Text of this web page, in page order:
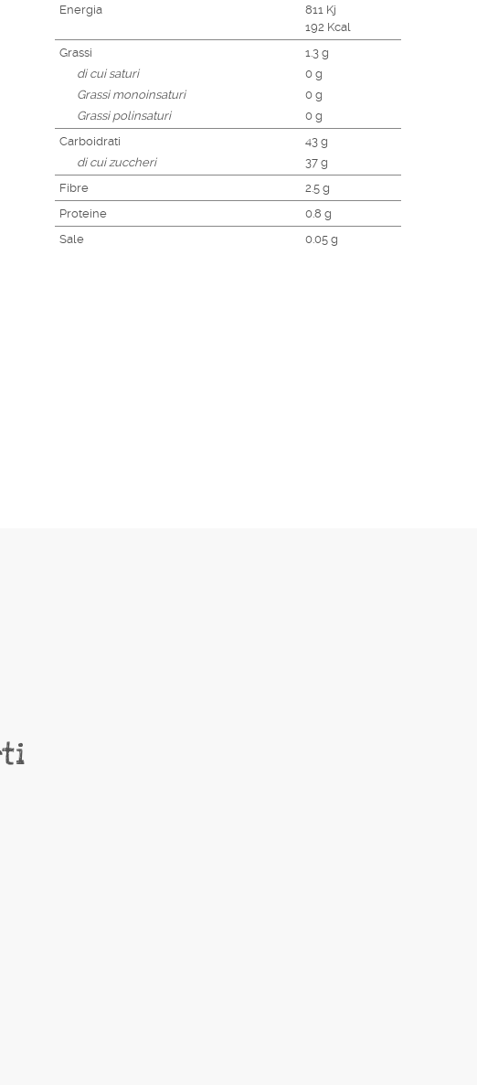
Energia
811 Kj
192 Kcal
Grassi
1.3 g
di cui saturi
0 g
Grassi monoinsaturi
0 g
Grassi polinsaturi
0 g
Carboidrati
43 g
di cui zuccheri
37 g
Fibre
2.5 g
Proteine
0.8 g
Sale
0.05 g